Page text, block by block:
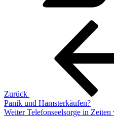
Beitragsnavigation
Zurück
Panik und Hamsterkäufen?
Nächster
Weiter Telefonseelsorge in Zeiten